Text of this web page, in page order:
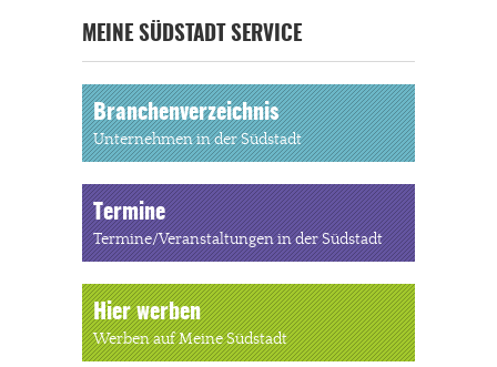
MEINE SÜDSTADT SERVICE
Branchenverzeichnis
Unternehmen in der Südstadt
Termine
Termine/Veranstaltungen in der Südstadt
Hier werben
Werben auf Meine Südstadt